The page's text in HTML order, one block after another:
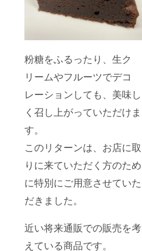
粉糖をふるったり、生ク
リームやフルーツでデコ
レーションしても、美味し
く召し上がっていただけま
す。
このリターンは、お店に取
りに来ていただく方のため
に特別にご用意させていた
だきました。
近い将来通販での販売を考
えている商品です。